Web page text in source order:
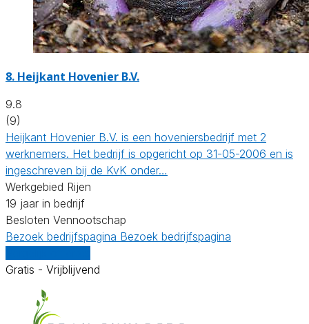
8. Heijkant Hovenier B.V.
9.8
(9)
Heijkant Hovenier B.V. is een hoveniersbedrijf met 2
werknemers. Het bedrijf is opgericht op 31-05-2006 en is
ingeschreven bij de KvK onder…
Werkgebied Rijen
19 jaar in bedrijf
Besloten Vennootschap
Bezoek bedrijfspagina Bezoek bedrijfspagina
Gratis - Vrijblijvend